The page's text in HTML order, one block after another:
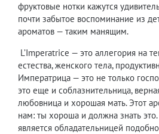
фруктовые нотки кажутся
почти забытое воспоминание из
ароматов — таким манящим.
L’Imperatrice — это аллегория на
естества, женского тела,
Императрица — это не только
это еще и соблазнительница,
любовница и хорошая мать. Этот
нам: ты хороша и должна знать
является обладательницей